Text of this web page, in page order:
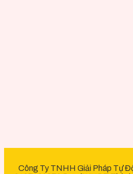
Công Ty TNHH Giải Pháp Tự